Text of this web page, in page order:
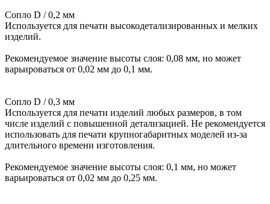
Сопло D / 0,2 мм
Используется для печати высокодетализированных и мелких
изделий.
Рекомендуемое значение высоты слоя: 0,08 мм, но может
варьироваться от 0,02 мм до 0,1 мм.
Сопло D / 0,3 мм
Используется для печати изделий любых размеров, в том
числе изделий с повышенной детализацией. Не рекомендуется
использовать для печати крупногабаритных моделей из-за
длительного времени изготовления.
Рекомендуемое значение высоты слоя: 0,1 мм, но может
варьироваться от 0,02 мм до 0,25 мм.